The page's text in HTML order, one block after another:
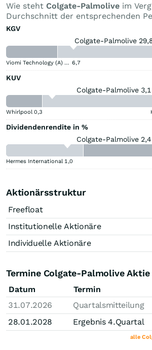
Wie steht Colgate-Palmolive im
Durchschnitt der entsprechenden
KGV
Colgate-Palmolive
Viomi Technology (A) (A) 6,7
KUV
Colgate-Palmolive 3,1
Whirlpool 0,3
Dividendenrendite in %
Colgate-Palmolive 2,4
Hermes International 1,0
Aktionärsstruktur
Freefloat
Institutionelle Aktionäre
Individuelle Aktionäre
Termine Colgate-Palmolive Aktie
Datum
Termin
31.07.2026
Quartalsmitteilung
28.01.2028
Ergebnis 4.Quartal
alle